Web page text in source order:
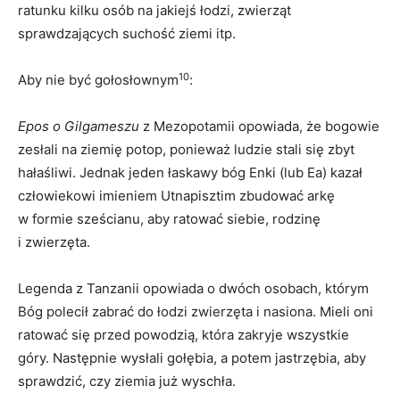
ratunku kilku osób na jakiejś łodzi, zwierząt
sprawdzających suchość ziemi itp.
Aby nie być gołosłownym10:
Epos o Gilgameszu z Mezopotamii opowiada, że bogowie
zesłali na ziemię potop, ponieważ ludzie stali się zbyt
hałaśliwi. Jednak jeden łaskawy bóg Enki (lub Ea) kazał
człowiekowi imieniem Utnapisztim zbudować arkę
w formie sześcianu, aby ratować siebie, rodzinę
i zwierzęta.
Legenda z Tanzanii opowiada o dwóch osobach, którym
Bóg polecił zabrać do łodzi zwierzęta i nasiona. Mieli oni
ratować się przed powodzią, która zakryje wszystkie
góry. Następnie wysłali gołębia, a potem jastrzębia, aby
sprawdzić, czy ziemia już wyschła.